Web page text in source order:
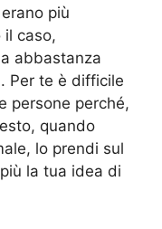
più
il caso,
abbastanza
Per te è difficile
persone perché,
quando
lo prendi sul
la tua idea di